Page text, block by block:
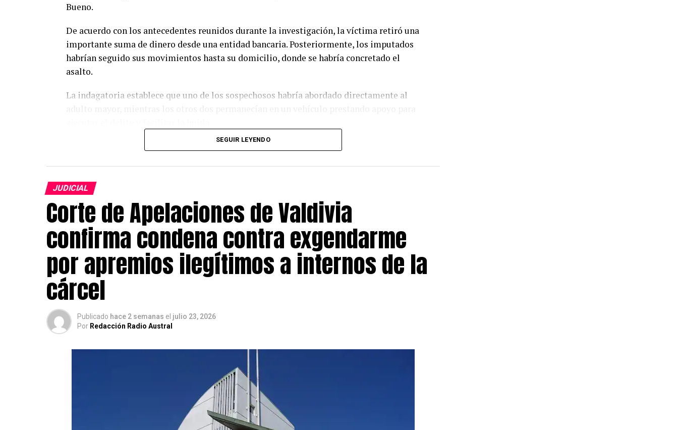
Bueno.
De acuerdo con los antecedentes reunidos durante la investigación, la víctima retiró una
importante suma de dinero desde una entidad bancaria. Posteriormente, los imputados
habrían seguido sus movimientos hasta su domicilio, donde se habría concretado el
asalto.
La indagatoria establece que uno de los sospechosos habría abordado directamente al
antecedentes recopilados durante la investigación.
Los tres detenidos comparecieron este viernes ante el Juzgado de Garantía de Río Bueno
para el control de detención. Sin embargo, a petición del Ministerio Público, el tribunal
resolvió ampliar la detención hasta este sábado, jornada en la que la Fiscalía
formalizará la investigación y solicitará las medidas cautelares que estime pertinentes.
Post Views: 4
SEGUIR LEYENDO
JUDICIAL
Corte de Apelaciones de Valdivia
confirma condena contra exgendarme
por apremios ilegítimos a internos de la
cárcel
Publicado hace 2 semanas el julio 23, 2026
Por Redacción Radio Austral